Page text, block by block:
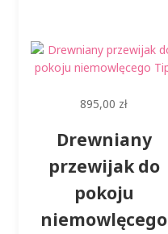
895,00 zł
Drewniany
przewijak do
pokoju
niemowlęcego